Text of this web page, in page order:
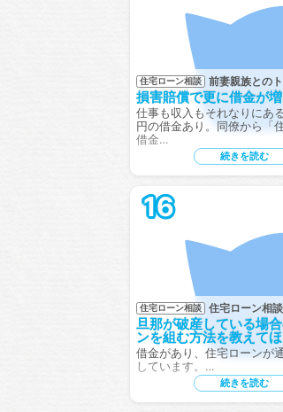
住宅ローン相談 前妻親族との
損害賠償で更に借金が
仕事も収入もそれなりにあ
円の借金あり。同僚から「
借金…
続きを読む
16
住宅ローン相談 住宅ローン相談
旦那が破産している場
ンを組む方法を教えて
借金があり、住宅ローンが
しています。…
続きを読む